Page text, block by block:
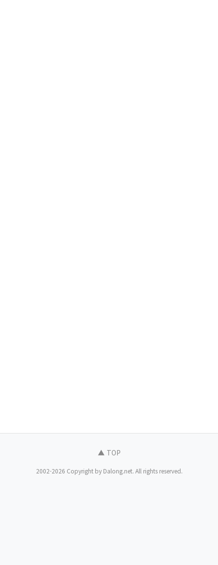
▲ TOP
2002-2026 Copyright by Dalong.net. All rights reserved.